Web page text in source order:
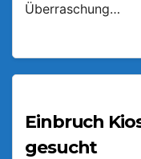
Überraschung…
Einbruch
gesucht